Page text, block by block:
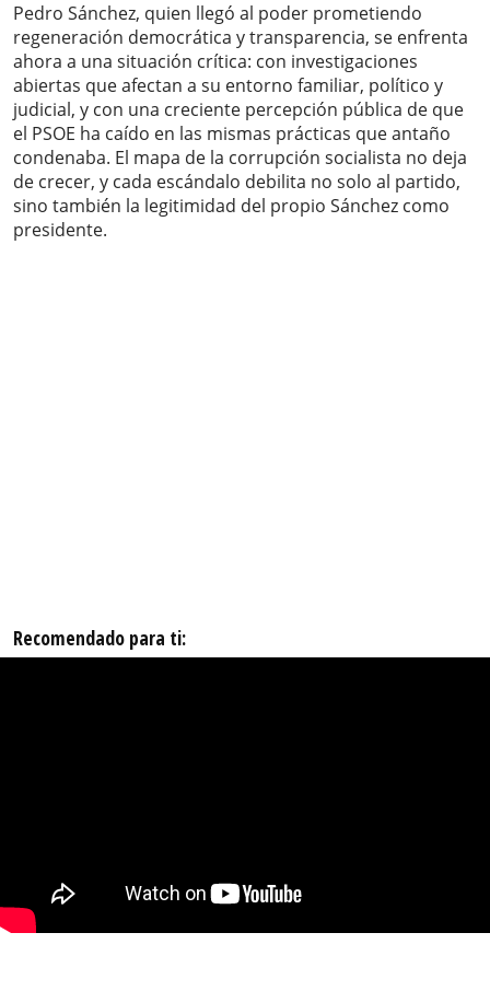
Pedro Sánchez, quien llegó al poder prometiendo
regeneración democrática y transparencia, se enfrenta
ahora a una situación crítica: con investigaciones
abiertas que afectan a su entorno familiar, político y
judicial, y con una creciente percepción pública de que
el PSOE ha caído en las mismas prácticas que antaño
condenaba. El mapa de la corrupción socialista no deja
de crecer, y cada escándalo debilita no solo al partido,
sino también la legitimidad del propio Sánchez como
presidente.
Recomendado para ti: